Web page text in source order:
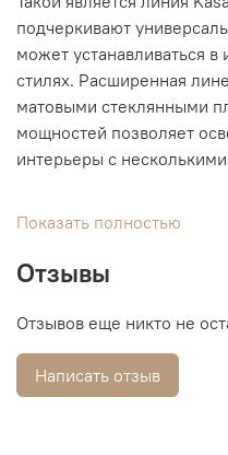
подчеркивают
может устанавливаться
стилях. Расширенная
матовыми стеклянными
мощностей позволяет
интерьеры с
Показать полностью
Отзывы
Отзывов еще никто не
Написать отзыв